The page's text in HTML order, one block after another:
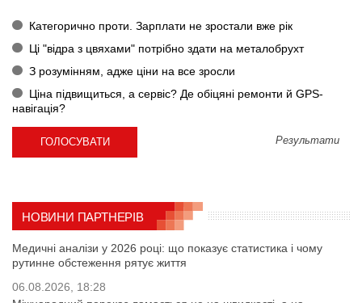
Категорично проти. Зарплати не зростали вже рік
Ці "відра з цвяхами" потрібно здати на металобрухт
З розумінням, адже ціни на все зросли
Ціна підвищиться, а сервіс? Де обіцяні ремонти й GPS-
навігація?
Результати
НОВИНИ ПАРТНЕРІВ
Медичні аналізи у 2026 році: що показує статистика і чому
рутинне обстеження рятує життя
06.08.2026, 18:28